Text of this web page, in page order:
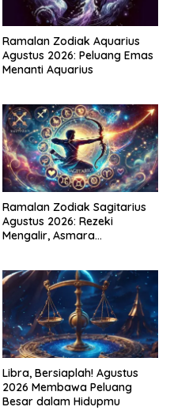
Ramalan Zodiak Aquarius
Agustus 2026: Peluang Emas
Menanti Aquarius
Ramalan Zodiak Sagitarius
Agustus 2026: Rezeki
Mengalir, Asmara
Libra, Bersiaplah! Agustus
2026 Membawa Peluang
Besar dalam Hidupmu